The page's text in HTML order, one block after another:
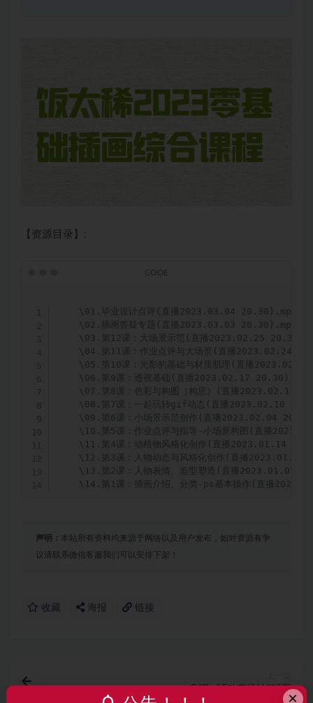
【资源目录】:
    \01.毕业设计点评(直播2023.03.04 20.30).mp4
    \02.插画答疑专题(直播2023.03.03 20.30).mp4
\03.第12课：大场景示范(直播2023.02.25
\04.第11课：作业点评与大场景(直播2023.02.24
\05.第10课：光影的基础与材质肌理(直播
    \06.第9课：透视基础(直播2023.02.17 20.30).mp4
\07.第8课：色彩与构图（构思）(直播2023.02.11
\08.第7课：一起玩转gif动态(直播2023.02.10
\09.第6课：小场景示范创作(直播2023.02.04
\10.第5课：作业点评与指导-小场景构图(直播
\11.第4课：动植物风格化创作(直播2023.01.14
\12.第3课：人物动态与风格化创作(直播2023.01.13
\13.第2课：人物表情、造型塑造(直播2023.01.07
\14.第1课：插画介绍、分类-ps基本操作(直播
声明： 本站所有资料均来源于网络以及用户发布，如对资源有争
议请联系微信客服我们可以安排下架！
收藏 海报 链接
C4D+AE动态设计第8期
×